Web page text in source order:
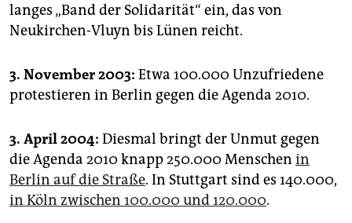
langes „Band der Solidarität“ ein, das von
Neukirchen-Vluyn bis Lünen reicht.
3. November 2003: Etwa 100.000 Unzufriedene
protestieren in Berlin gegen die Agenda 2010.
3. April 2004: Diesmal bringt der Unmut gegen
die Agenda 2010 knapp 250.000 Menschen in
Berlin auf die Straße. In Stuttgart sind es 140.000,
in Köln zwischen 100.000 und 120.000.